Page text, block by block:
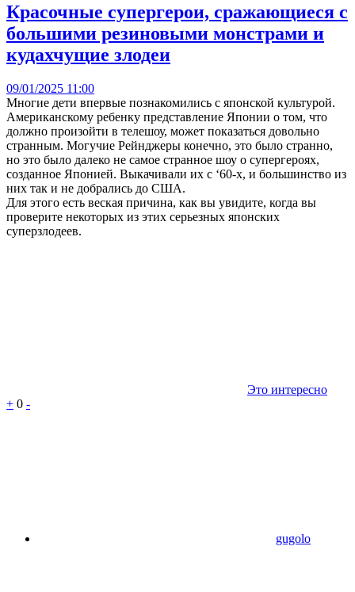
Красочные супергерои, сражающиеся с
большими резиновыми монстрами и
кудахчущие злодеи
09/01/2025 11:00
Многие дети впервые познакомились с японской культурой.
Американскому ребенку представление Японии о том, что
должно произойти в телешоу, может показаться довольно
странным. Могучие Рейнджеры конечно, это было странно,
но это было далеко не самое странное шоу о супергероях,
созданное Японией. Выкачивали их с ‘60-х, и большинство из
них так и не добрались до США.
Для этого есть веская причина, как вы увидите, когда вы
проверите некоторых из этих серьезных японских
суперзлодеев.
Это интересно
+ 0 -
gugolo